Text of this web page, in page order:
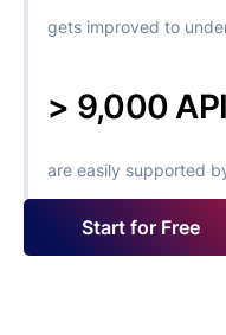
gets improved to
> 9,000
are easily supported
Start for Free